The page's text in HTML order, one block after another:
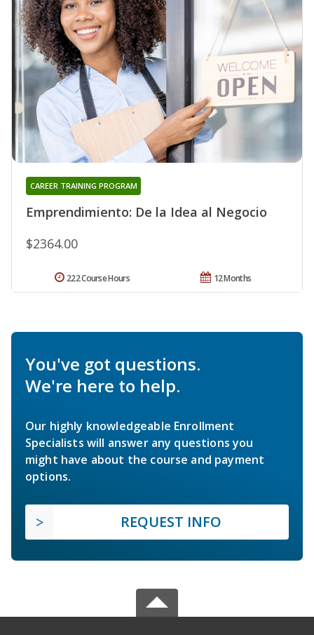
Emprendimiento: De la Idea al Negocio
CAREER TRAINING PROGRAM
$2364.00
12 Months
222 Course Hours
You've got questions.
We're here to help.
Our highly knowledgeable Enrollment
Specialists will answer any questions you
might have about the course and payment
options.
REQUEST INFO